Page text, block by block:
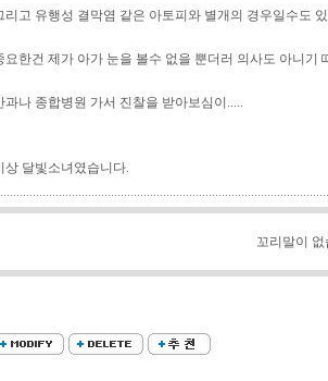
리고 유행성 결막염 같은 아토피와 별개의 경우일수도
요한건 제가 아가 눈을 볼수 없을 뿐더러 의사도 아니기
과나 종합병원 가서 진찰을 받아보심이.....
상 달빛소녀였습니다.
꼬리말이 없